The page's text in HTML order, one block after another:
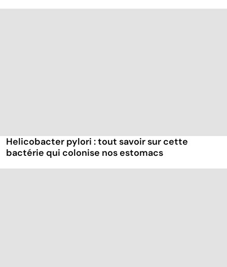
Helicobacter pylori : tout savoir sur cette
bactérie qui colonise nos estomacs